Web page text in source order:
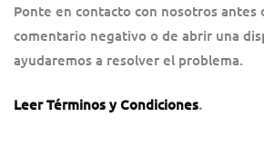
Ponte en contacto con nosotros antes
comentario negativo o de abrir una
ayudaremos a resolver el problema.
Leer Términos y Condiciones.